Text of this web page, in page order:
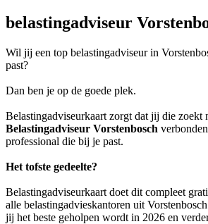
belastingadviseur
Wil jij een top belastingadviseur in
past?
Dan ben je op de goede plek.
Belastingadviseurkaart zorgt dat jij die zoekt
Belastingadviseur Vorstenbosch
professional die bij je past.
Het tofste gedeelte?
Belastingadviseurkaart doet dit compleet
alle belastingadvieskantoren uit
jij het beste geholpen wordt in 2026 en